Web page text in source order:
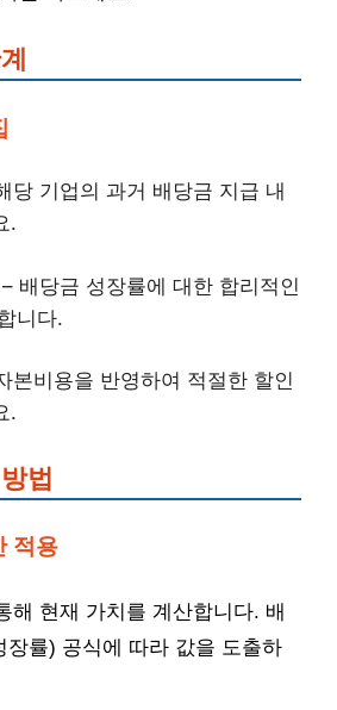
당 기업의 과거 배당금 지급 내
.
배당금 성장률에 대한 합리적인
니다.
본비용을 반영하여 적절한 할인
.
법
적용
해 현재 가치를 계산합니다. 배
장률) 공식에 따라 값을 도출하